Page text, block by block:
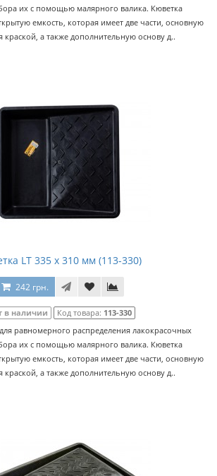
их с помощью малярного валика. Кюветка
емкость, которая имеет две части, основную
краской, а также дополнительную основу д..
LT 335 х 310 мм (113-330)
242 грн.
в наличии Код товара: 113-330
равномерного распределения лакокрасочных
их с помощью малярного валика. Кюветка
емкость, которая имеет две части, основную
краской, а также дополнительную основу д..